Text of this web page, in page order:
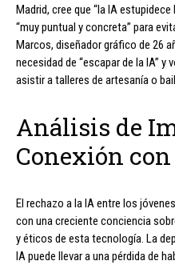
Madrid, cree que “la IA
“muy puntual y concreta” para
Marcos, diseñador gráfico de 26
necesidad de “escapar de la IA”
asistir a talleres de artesanía o
Análisis de
Conexión
El rechazo a la IA entre los
con una creciente conciencia
y éticos de esta tecnología. La
IA puede llevar a una pérdida de